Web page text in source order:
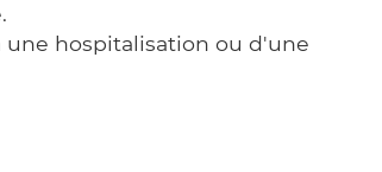
hospitalisation ou d'une